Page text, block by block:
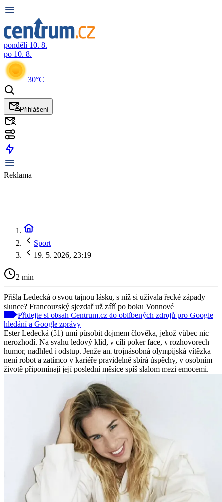
pondělí 10. 8.
po 10. 8.
30°C
Přihlášení
Reklama
Sport
19. 5. 2026, 23:19
2 min
Přišla Ledecká o svou tajnou lásku, s níž si užívala řecké západy
slunce? Francouzský sjezdař už září po boku Vonnové
Přidejte si obsah Centrum.cz do oblíbených zdrojů pro Google
hledání a Google zprávy
Ester Ledecká (31) umí působit dojmem člověka, jehož vůbec nic
nerozhodí. Na svahu ledový klid, v cíli poker face, v rozhovorech
humor, nadhled i odstup. Jenže ani trojnásobná olympijská vítězka
není robot a zatímco v kariéře pravidelně sbírá úspěchy, v osobním
životě připomínají její poslední měsíce spíš slalom mezi emocemi.